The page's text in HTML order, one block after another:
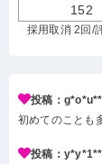
152
採用取消 2回 /
投稿：
初めてのことも
投稿：